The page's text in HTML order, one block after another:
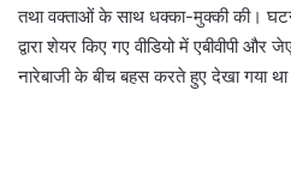
तथा वक्ताओं के साथ धक्का-मुक्की की।
द्वारा शेयर किए गए वीडियो में एबीवीपी
नारेबाजी के बीच बहस करते हुए देखा गया